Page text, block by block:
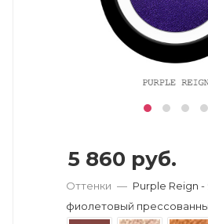
5 860 руб.
Оттенки — Purple Reign -
фиолетовый